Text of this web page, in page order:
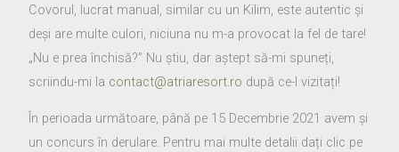
Covorul, lucrat manual, similar cu un Kilim, este autentic și
deși are multe culori, niciuna nu m-a provocat la fel de tare!
„Nu e prea închisă?” Nu știu, dar aștept să-mi spuneți,
scriindu-mi la contact@atriaresort.ro după ce-l vizitați!
În perioada următoare, până pe 15 Decembrie 2021 avem și
un concurs în derulare. Pentru mai multe detalii dați clic pe